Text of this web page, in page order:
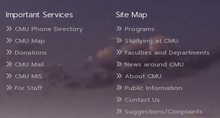
Important Services
CMU Phone Directory
CMU Map
Donations
CMU Mail
CMU MIS
For Staff
Site Map
Programs
Studying at CMU
Faculties and Departments
News around CMU
About CMU
Public Information
Contact Us
Suggestions/Complaints